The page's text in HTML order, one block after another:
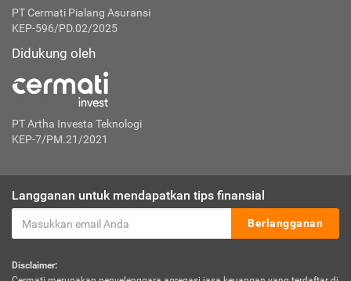
PT Cermati Pialang Asuransi
KEP-596/PD.02/2025
Didukung oleh
PT Artha Investa Teknologi
KEP-7/PM.21/2021
Langganan untuk mendapatkan tips finansial
Berlangganan
Disclaimer: